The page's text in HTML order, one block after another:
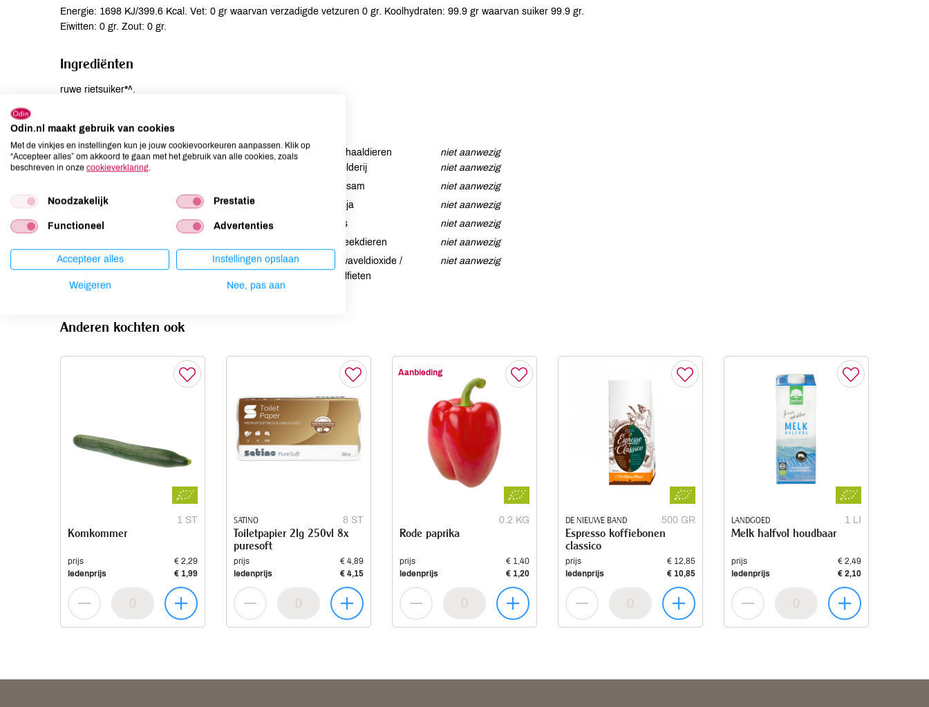
Energie: 1698 KJ/399.6 Kcal. Vet: 0 gr waarvan verzadigde vetzuren 0 gr. Koolhydraten: 99.9 gr waarvan suiker 99.9 gr.
Eiwitten: 0 gr. Zout: 0 gr.
Ingrediënten
ruwe rietsuiker*^.
Allergenen
Aardnoten
niet aanwezig
Ei
niet aanwezig
Lupine
niet aanwezig
Noten
niet aanwezig
Schaaldieren
niet aanwezig
Selderij
niet aanwezig
Sesam
niet aanwezig
Soja
niet aanwezig
Vis
niet aanwezig
Weekdieren
niet aanwezig
Zwaveldioxide /
sulfieten
niet aanwezig
Anderen kochten ook
1 ST
Komkommer
prijs
€ 2,29
ledenprijs
€ 1,99
SATINO 8 ST
Toiletpapier 2lg 250vl 8x
puresoft
prijs
€ 4,89
ledenprijs
€ 4,15
Aanbieding
0.2 KG
Rode paprika
prijs
€ 1,40
ledenprijs
€ 1,20
DE NIEUWE BAND 500 GR
Espresso koffiebonen
classico
prijs
€ 12,85
ledenprijs
€ 10,85
LANDGOED 1 LI
Melk halfvol houdbaar
prijs
€ 2,49
ledenprijs
€ 2,10
Odin.nl maakt gebruik van cookies
Met de vinkjes en instellingen kun je jouw cookievoorkeuren aanpassen. Klik op
“Accepteer alles” om akkoord te gaan met het gebruik van alle cookies, zoals
beschreven in onze cookieverklaring.
Noodzakelijk Prestatie
Functioneel Advertenties
Accepteer alles Instellingen opslaan
Weigeren Nee, pas aan